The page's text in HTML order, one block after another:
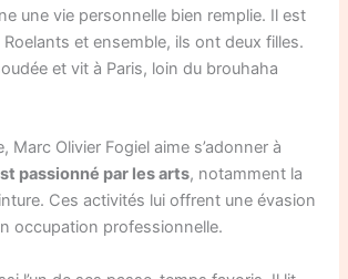
une vie personnelle bien remplie. Il est
et ensemble, ils ont deux filles.
et vit à Paris, loin du brouhaha
Marc Olivier Fogiel aime s’adonner à
passionné par les arts, notamment la
Ces activités lui offrent une évasion
occupation professionnelle.